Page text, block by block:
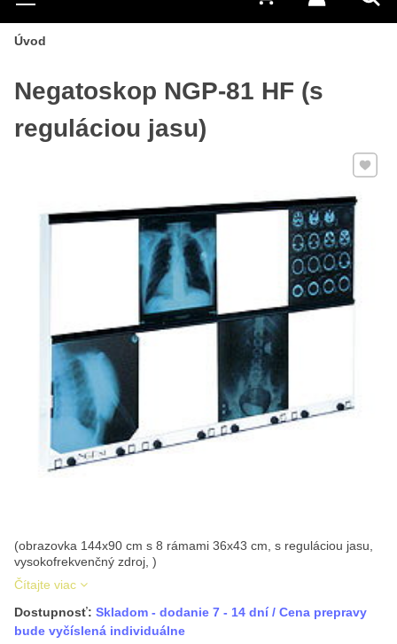
Hľadať
Menu Prihlásiť sa
0 €
Úvod
Negatoskop NGP-81 HF (s
reguláciou jasu)
(obrazovka 144x90 cm s 8 rámami 36x43 cm, s reguláciou jasu,
vysokofrekvenčný zdroj, )
Čítajte viac
Pridať
Dostupnosť: Skladom - dodanie 7 - 14 dní / Cena prepravy
bude vyčíslená individuálne